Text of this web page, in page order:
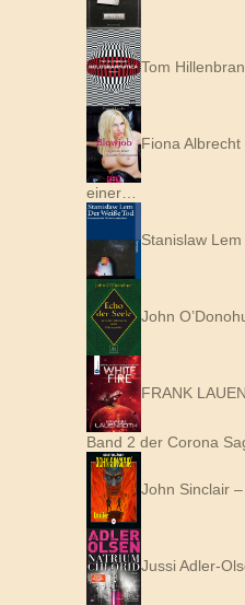
Tom
Fiona
einer…
Stanislaw
John
FRANK
Band 2 der Corona
John Sinclair
Jussi Adler-